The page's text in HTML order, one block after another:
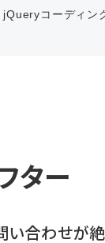
jQueryコーディン
ター
い合わせが